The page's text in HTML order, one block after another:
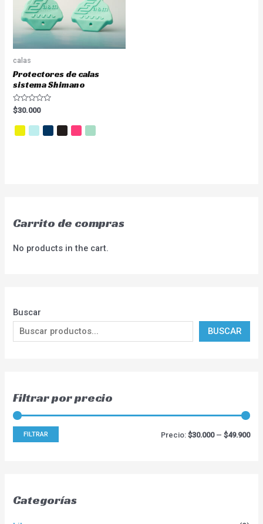
Carrito de compras
No products in the cart.
Buscar
BUSCAR
Filtrar por precio
FILTRAR Precio: $30.000— $49.900
Categorías
calas
Protectores de calas
sistema Shimano
Valorado
en
5
$30.000